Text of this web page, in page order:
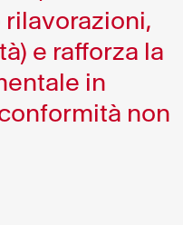
e rafforza la
in
non